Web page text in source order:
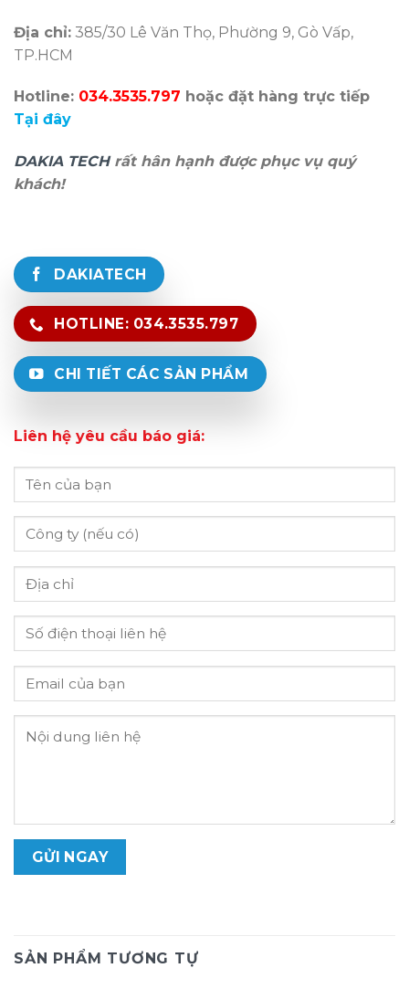
Địa chỉ: 385/30 Lê Văn Thọ, Phường 9, Gò Vấp,
TP.HCM
Hotline: 034.3535.797 hoặc đặt hàng trực tiếp
Tại đây
DAKIA TECHrất hân hạnh được phục vụ quý
khách!
DAKIATECH
HOTLINE: 034.3535.797
CHI TIẾT CÁC SẢN PHẨM
Liên hệ yêu cầu báo giá:
SẢN PHẨM TƯƠNG TỰ